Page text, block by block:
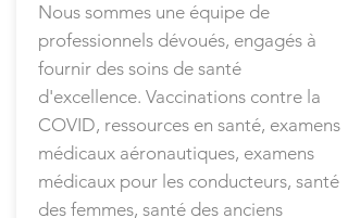
Nous sommes une équipe de
professionnels dévoués, engagés à
fournir des soins de santé
d'excellence. Vaccinations contre la
COVID, ressources en santé, examens
médicaux aéronautiques, examens
médicaux pour les conducteurs, santé
des femmes, santé des anciens